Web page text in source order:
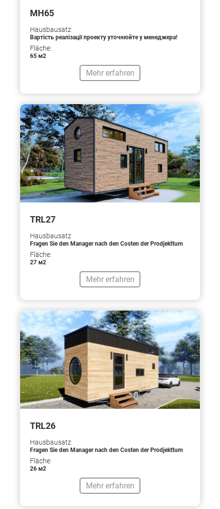
МН65
Hausbausatz
Вартість реалізації проекту уточнюйте у менеджера!
Fläche:
65 м2
Mehr erfahren
TRL27
Hausbausatz
Fragen Sie den Manager nach den Costen der Prodjekttum
Fläche:
27 м2
Mehr erfahren
TRL26
Hausbausatz
Fragen Sie den Manager nach den Costen der Prodjekttum
Fläche:
26 м2
Mehr erfahren